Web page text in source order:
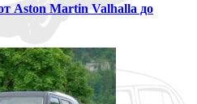
Aston Martin Valhalla до